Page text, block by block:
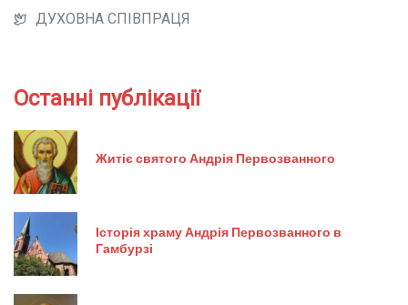
ДУХОВНА СПІВПРАЦЯ
Останні публікації
Житіє святого Андрія Первозванного
Історія храму Андрія Первозванного в
Гамбурзі